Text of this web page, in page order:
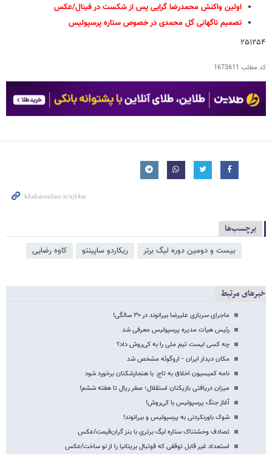
اولین واکنش محمدرضا گرایی پس از شکست در فینال/عکس
تصمیم ناگهانی گل محمدی در خصوص ستاره پرسپولیس
۲۵۱۲۵۴
کد مطلب 1673611
برچسب‌ها
بیست و دومین دوره لیگ برتر ریکاردو ساپینتو کاوه رضایی
خبرهای مرتبط
ماجرای سربازی علیرضا بیرانوند در ۳۰ سالگی!
رئیس هیات مدیره پرسپولیس معرفی شد
چه کسی لیست تیم ملی را به کی‌روش داد؟
مکان دیدار ایران - اروگوئه مشخص شد
نامه کمیسیون اخلاق به تاج: با هنجارشکنان برخورد شود
میزان دریافتی بازیکنان استقلال؛ صفر ریال تا هفته ششم!
آغاز جنگ پرسپولیس با کی‌روش!
شوک باورنکردنی به پرسپولیس و بیرانوند!
تصادف وحشتناک ستاره لیگ برتری با بنز گران‌قیمت/عکس
استعداد غیر قابل توقفی که فوتبال بریتانیا را از نو ساخت/عکس